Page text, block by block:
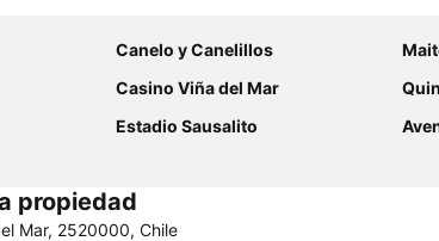
Canelo y Canelillos
Casino Viña del Mar
Estadio Sausalito
propiedad
Mar, 2520000, Chile